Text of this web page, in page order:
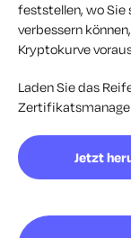
feststellen, wo Sie
verbessern
Kryptokurve
Laden Sie das
Jetzt